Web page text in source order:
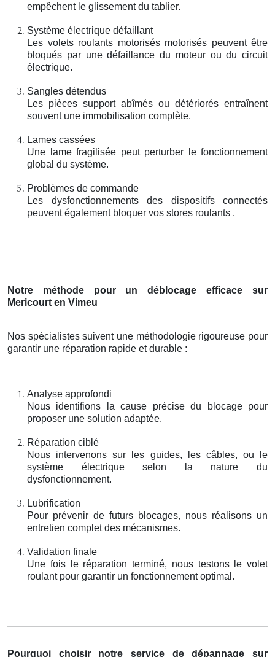
empêchent le glissement du tablier.
Système électrique défaillant
Les volets roulants motorisés motorisés peuvent être
bloqués par une défaillance du moteur ou du circuit
électrique.
Sangles détendus
Les pièces support abîmés ou détériorés entraînent
souvent une immobilisation complète.
Lames cassées
Une lame fragilisée peut perturber le fonctionnement
global du système.
Problèmes de commande
Les dysfonctionnements des dispositifs connectés
peuvent également bloquer vos stores roulants .
Notre méthode pour un déblocage efficace sur
Mericourt en Vimeu
Nos spécialistes suivent une méthodologie rigoureuse pour
garantir une réparation rapide et durable :
Analyse approfondi
Nous identifions la cause précise du blocage pour
proposer une solution adaptée.
Réparation ciblé
Nous intervenons sur les guides, les câbles, ou le
système électrique selon la nature du
dysfonctionnement.
Lubrification
Pour prévenir de futurs blocages, nous réalisons un
entretien complet des mécanismes.
Validation finale
Une fois le réparation terminé, nous testons le volet
roulant pour garantir un fonctionnement optimal.
Pourquoi choisir notre service de dépannage sur